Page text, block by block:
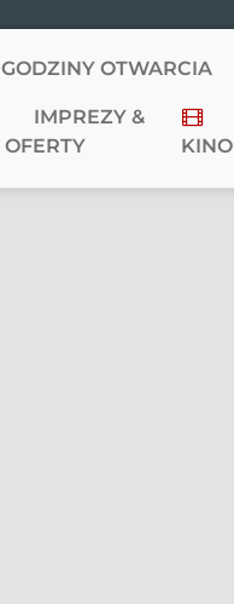
GODZINY OTWARCIA
IMPREZY &
OFERTY
KINO